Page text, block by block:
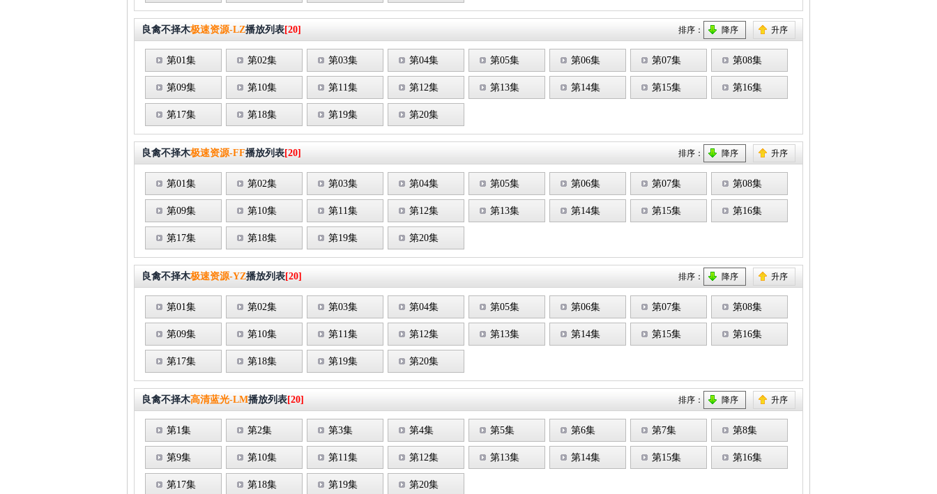
良禽不择木极速资源-LZ播放列表[20] 排序： 降序 升序
第01集 第02集 第03集 第04集 第05集 第06集 第07集 第08集
第09集 第10集 第11集 第12集 第13集 第14集 第15集 第16集
第17集 第18集 第19集 第20集
良禽不择木极速资源-FF播放列表[20] 排序： 降序 升序
第01集 第02集 第03集 第04集 第05集 第06集 第07集 第08集
第09集 第10集 第11集 第12集 第13集 第14集 第15集 第16集
第17集 第18集 第19集 第20集
良禽不择木极速资源-YZ播放列表[20] 排序： 降序 升序
第01集 第02集 第03集 第04集 第05集 第06集 第07集 第08集
第09集 第10集 第11集 第12集 第13集 第14集 第15集 第16集
第17集 第18集 第19集 第20集
良禽不择木高清蓝光-LM播放列表[20] 排序： 降序 升序
第1集 第2集 第3集 第4集 第5集 第6集 第7集 第8集
第9集 第10集 第11集 第12集 第13集 第14集 第15集 第16集
第17集 第18集 第19集 第20集